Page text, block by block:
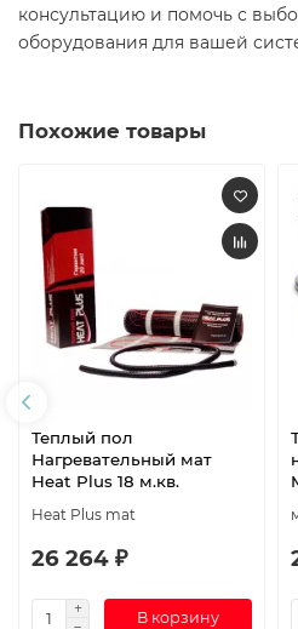
консультацию и помочь с
оборудования для вашей
Похожие товары
Теплый пол
Нагревательный мат
Heat Plus 18 м.кв.
Heat Plus mat
26 264 ₽
В корзину